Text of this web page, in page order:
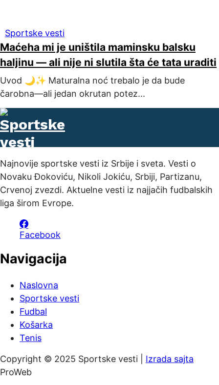
Sportske vesti
Maćeha mi je uništila maminsku balsku
haljinu — ali nije ni slutila šta će tata uraditi
Uvod 🌙✨ Maturalna noć trebalo je da bude
čarobna—ali jedan okrutan potez...
Najnovije sportske vesti iz Srbije i sveta. Vesti o
Novaku Đokoviću, Nikoli Jokiću, Srbiji, Partizanu,
Crvenoj zvezdi. Aktuelne vesti iz najjačih fudbalskih
liga širom Evrope.
Facebook
Navigacija
Naslovna
Sportske vesti
Fudbal
Košarka
Tenis
Copyright © 2025 Sportske vesti | Izrada sajta
ProWeb